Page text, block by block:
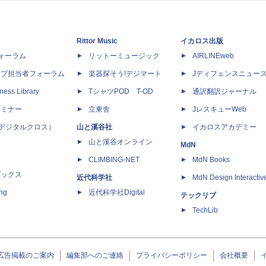
ーラム
担当者フォーラム
Library
ナー
ジタルクロス）
クス
Rittor Music
リットーミュージック
楽器探そう!デジマート
TシャツPOD T-OD
立東舎
山と溪谷社
山と溪谷オンライン
CLIMBING-NET
近代科学社
近代科学社Digital
イカロス出版
AIRLINEweb
Jディフェンスニュー
通訳翻訳ジャーナル
JレスキューWeb
イカロスアカデミー
MdN
MdN Books
MdN Design
テックリブ
TechLib
告掲載のご案内 編集部へのご連絡 プライバシーポリシー 会社概要